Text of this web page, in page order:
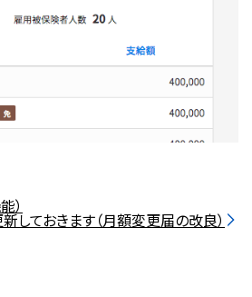
）
しておきます（月額変更届の改良）